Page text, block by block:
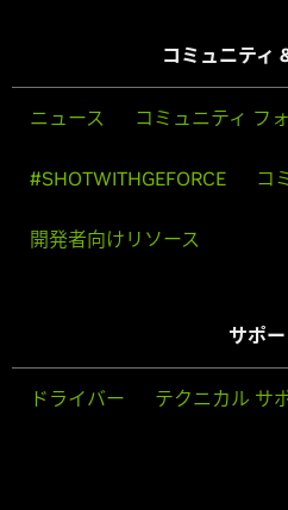
コミュニティ
ニュース コミュニティ フ
#SHOTWITHGEFORCE コ
開発者向けリソース
サポ
ドライバー テクニカル サ